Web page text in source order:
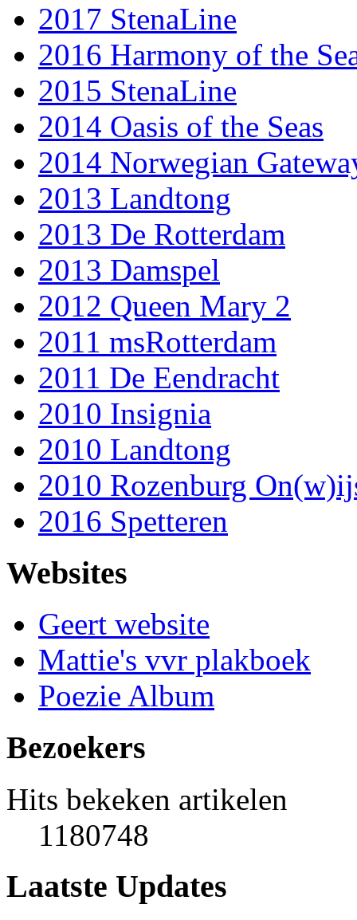
2017 StenaLine
2016 Harmony of the
2015 StenaLine
2014 Oasis of the Seas
2014 Norwegian
2013 Landtong
2013 De Rotterdam
2013 Damspel
2012 Queen Mary 2
2011 msRotterdam
2011 De Eendracht
2010 Insignia
2010 Landtong
2010 Rozenburg
2016 Spetteren
Websites
Geert website
Mattie's vvr plakboek
Poezie Album
Bezoekers
Hits bekeken artikelen
1180748
Laatste Updates